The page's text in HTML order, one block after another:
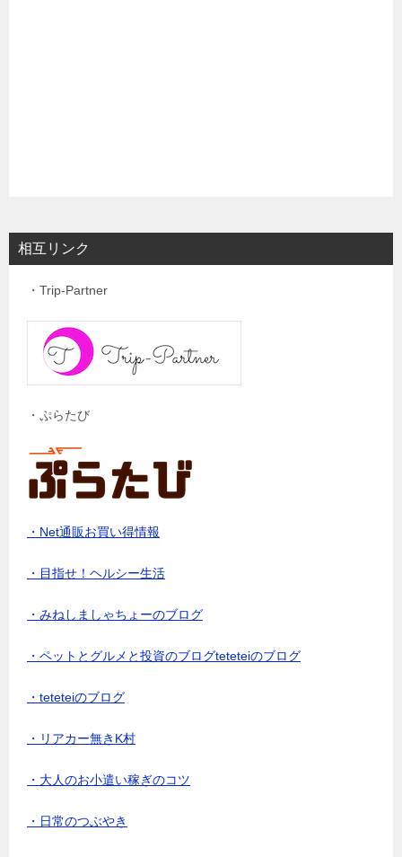
相互リンク
・Trip-Partner
・ぷらたび
・Net通販お買い得情報
・目指せ！ヘルシー生活
・みねしましゃちょーのブログ
・ペットとグルメと投資のブログteteteiのブログ
・teteteiのブログ
・リアカー無きK村
・大人のお小遣い稼ぎのコツ
・日常のつぶやき